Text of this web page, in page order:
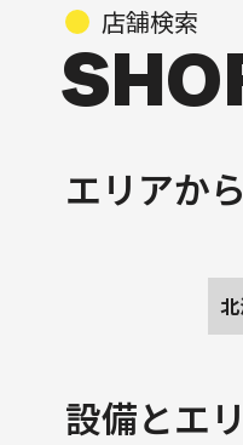
店舗検索
エリアか
設備とエ